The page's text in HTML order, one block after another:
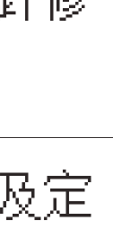
定